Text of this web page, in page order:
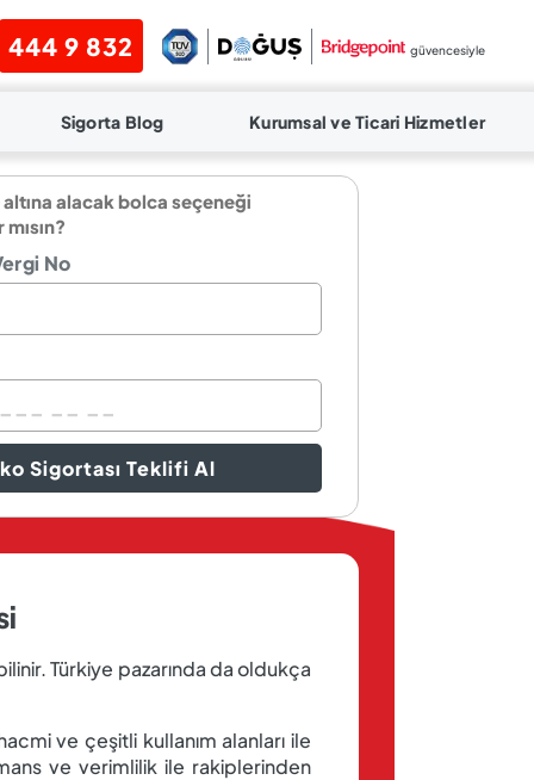
444 9 832 güvencesiyle
Sigorta Blog Kurumsal ve Ticari Hizmetler
altına alacak bolca seçeneği
No
Sigortası Teklifi Al
Türkiye pazarında da oldukça
ve çeşitli kullanım alanları ile
ve verimlilik ile rakiplerinden